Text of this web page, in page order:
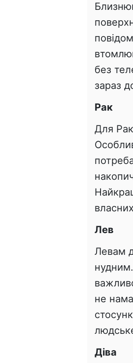
без
зараз
Рак
Для
Лев
Левам
не
Діва